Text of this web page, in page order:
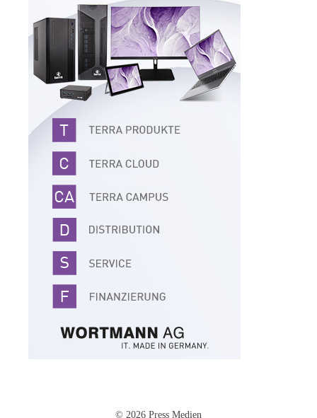
© 2026 Press Medien